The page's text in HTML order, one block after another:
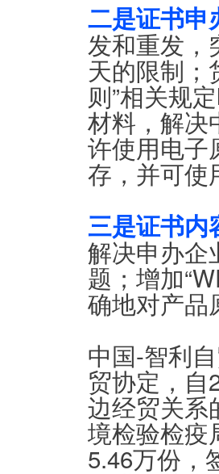
二是证书申
发和重发，
天的限制；
则”相关规
材料，解决
许使用电子
存，并可使
三是证书内
解决申办企
题；增加
确地对产品
中国-智利
贸协定，自
边经贸关系
境检验检疫
5.46万份，